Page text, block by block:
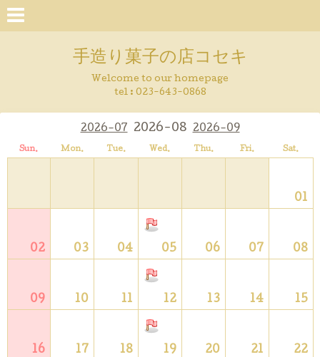
手造り菓子の店コセキ
Welcome to our homepage
tel : 023-643-0868
2026-07 2026-08 2026-09
Sun. Mon. Tue. Wed. Thu. Fri. Sat.
01
02 03 04 05 06 07 08
09 10 11 12 13 14 15
16 17 18 19 20 21 22